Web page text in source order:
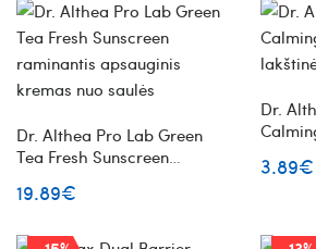
Dr. Althea Pro Lab Green
Tea Fresh Sunscreen
kremas nuo saulės
19.89€
Dr.
3.89€